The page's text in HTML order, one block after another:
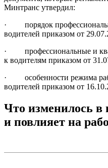
Минтранс утвердил:
· порядок
водителей приказом от
· профессиональные и
к водителям приказом от
· особенности режима
водителей приказом от
Что изменилось в
и повлияет на